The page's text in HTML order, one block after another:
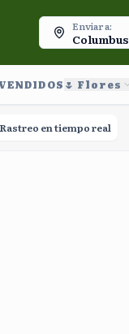
Enviar a:
Columbus
🌷 Flores
en tiempo real